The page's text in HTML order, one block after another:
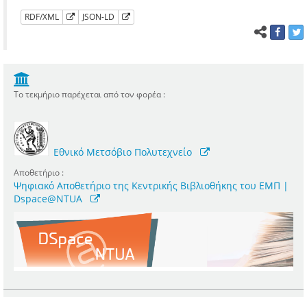
RDF/XML JSON-LD
Το τεκμήριο παρέχεται από τον φορέα :
Εθνικό Μετσόβιο Πολυτεχνείο
Αποθετήριο :
Ψηφιακό Αποθετήριο της Κεντρικής Βιβλιοθήκης του ΕΜΠ |
Dspace@NTUA